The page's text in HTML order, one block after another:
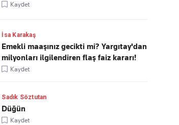
Kaydet
İsa Karakaş
Emekli maaşınız gecikti mi? Yargıtay'dan
milyonları ilgilendiren flaş faiz kararı!
Kaydet
Sadık Söztutan
Düğün
Kaydet